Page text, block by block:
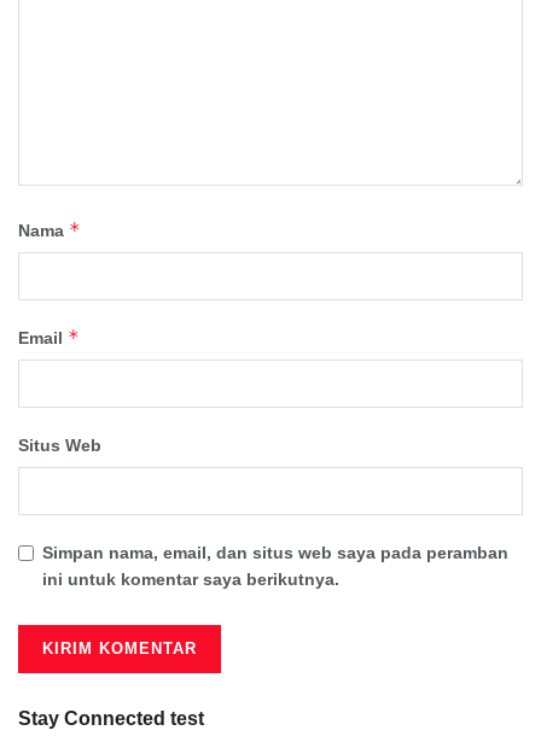
Nama *
Email *
Situs Web
Simpan nama, email, dan situs web saya pada peramban
ini untuk komentar saya berikutnya.
Stay Connected test